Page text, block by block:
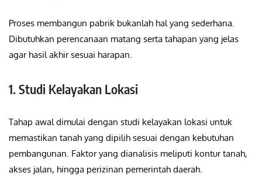
Proses membangun pabrik bukanlah hal yang sederhana.
Dibutuhkan perencanaan matang serta tahapan yang jelas
agar hasil akhir sesuai harapan.
1. Studi Kelayakan Lokasi
Tahap awal dimulai dengan studi kelayakan lokasi untuk
memastikan tanah yang dipilih sesuai dengan kebutuhan
pembangunan. Faktor yang dianalisis meliputi kontur tanah,
akses jalan, hingga perizinan pemerintah daerah.